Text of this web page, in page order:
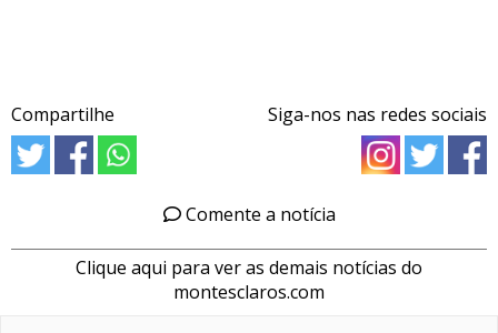
Compartilhe Siga-nos nas redes sociais
Comente a notícia
Clique aqui para ver as demais notícias do
montesclaros.com